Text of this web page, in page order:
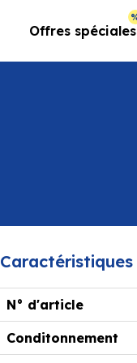
Offres spéciales
Caractéristiques
N° d'article
Conditonnement